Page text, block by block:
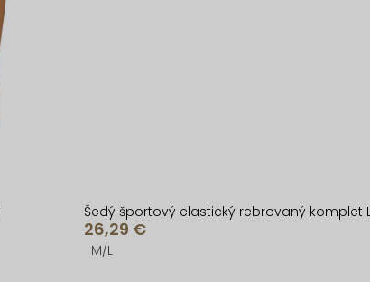
Šedý športový elastický rebrovaný komplet
26,29 €
M/L